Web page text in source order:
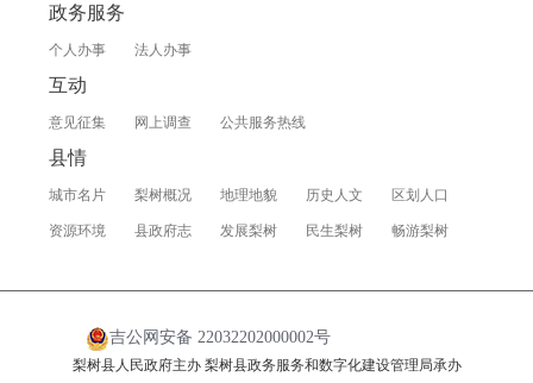
政务服务
个人办事 法人办事
互动
意见征集 网上调查 公共服务热线
县情
城市名片 梨树概况 地理地貌 历史人文 区划人口
资源环境 县政府志 发展梨树 民生梨树 畅游梨树
吉公网安备 22032202000002号
梨树县人民政府主办 梨树县政务服务和数字化建设管理局承办